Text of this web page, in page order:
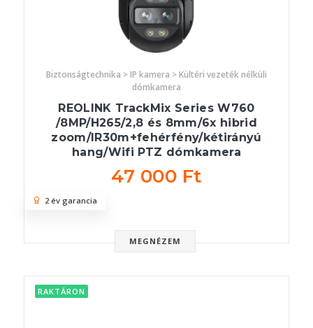
Biztonságtechnika > IP kamera > Kültéri vezeték nélküli
dómkamera
REOLINK TrackMix Series W760
/8MP/H265/2,8 és 8mm/6x hibrid
zoom/IR30m+fehérfény/kétirányú
hang/Wifi PTZ dómkamera
47 000 Ft
MEGNÉZEM
2 év garancia
RAKTÁRON